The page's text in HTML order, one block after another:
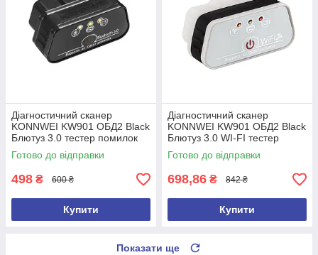
Діагностичний сканер
KONNWEI KW901 ОБД2 Black
Блютуз 3.0 тестер помилок
Torque для Android ELM327
Готово до відправки
498 ₴ 600 ₴
Купити
Діагностичний сканер
KONNWEI KW901 ОБД2 Black
Блютуз 3.0 WI-FI тестер
помилок Torque для Android
ELM327
Готово до відправки
698,86 ₴ 842 ₴
Купити
Показати ще